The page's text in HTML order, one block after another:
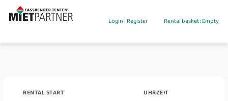
Login|Register Rental basket : Empty
RENTAL START UHRZEIT